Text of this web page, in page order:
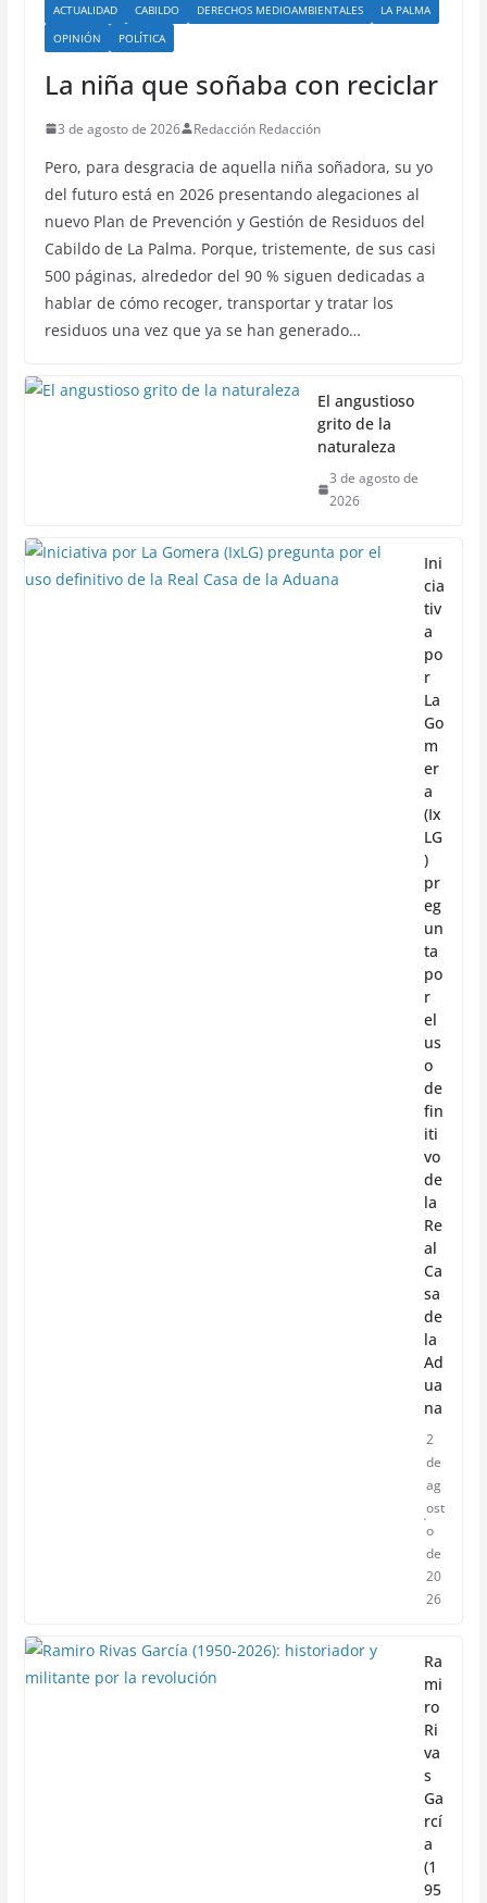
ACTUALIDAD CABILDO DERECHOS MEDIOAMBIENTALES
LA PALMA
OPINIÓN
POLÍTICA
La niña que soñaba con reciclar
3 de agosto de 2026 Redacción Redacción
Pero, para desgracia de aquella niña soñadora, su yo
del futuro está en 2026 presentando alegaciones al
nuevo Plan de Prevención y Gestión de Residuos del
Cabildo de La Palma. Porque, tristemente, de sus casi
500 páginas, alrededor del 90 % siguen dedicadas a
hablar de cómo recoger, transportar y tratar los
residuos una vez que ya se han generado…
El angustioso
grito de la
naturaleza
3 de agosto de
2026
Ini
cia
tiv
a
po
r
La
Go
m
er
a
(Ix
LG
)
pr
eg
un
ta
po
r
el
us
o
de
fin
iti
vo
de
la
Re
al
Ca
sa
de
la
Ad
ua
na
2
de
ag
ost
o
de
20
26
Ra
mi
ro
Ri
va
s
Ga
rcí
a
(1
95